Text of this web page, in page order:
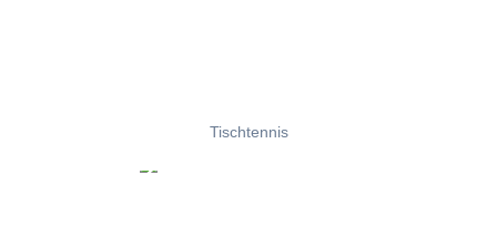
Tischtennis